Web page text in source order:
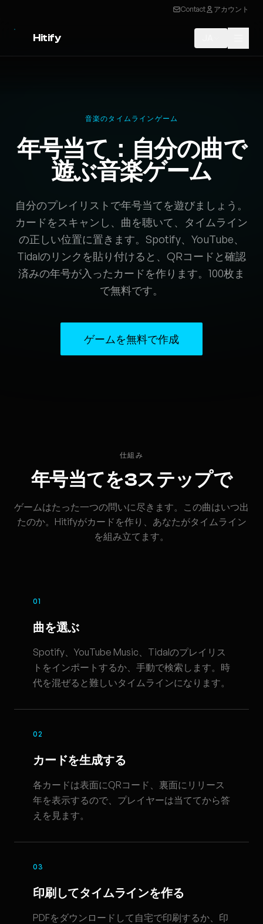
Contact アカウント
Hitify
音楽のタイムラインゲーム
年号当て：自分の曲で
遊ぶ音楽ゲーム
自分のプレイリストで年号当てを遊びましょう。
カードをスキャンし、曲を聴いて、タイムライン
の正しい位置に置きます。Spotify、YouTube、
Tidalのリンクを貼り付けると、QRコードと確認
済みの年号が入ったカードを作ります。100枚ま
で無料です。
ゲームを無料で作成
仕組み
年号当てを3ステップで
ゲームはたった一つの問いに尽きます。この曲はいつ出
たのか。Hitifyがカードを作り、あなたがタイムライン
を組み立てます。
01
曲を選ぶ
Spotify、YouTube Music、Tidalのプレイリス
トをインポートするか、手動で検索します。時
代を混ぜると難しいタイムラインになります。
02
カードを生成する
各カードは表面にQRコード、裏面にリリース
年を表示するので、プレイヤーは当ててから答
えを見ます。
03
印刷してタイムラインを作る
PDFをダウンロードして自宅で印刷するか、印